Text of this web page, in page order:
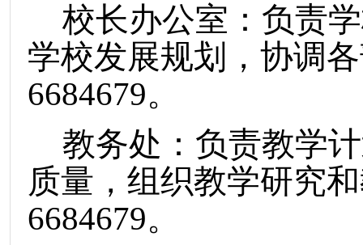
校长办公室：负责
学校发展规划，协调
6684679。
教务处：负责教学
质量，组织教学研究
6684679。